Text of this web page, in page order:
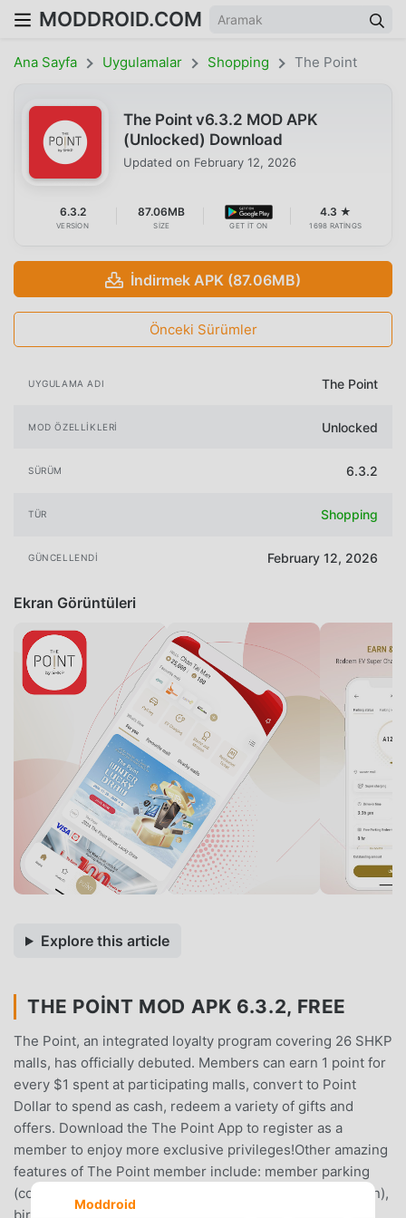
MODDROID.COM
Ana Sayfa Uygulamalar Shopping The Point
The Point v6.3.2 MOD APK
(Unlocked) Download
Updated on February 12, 2026
6.3.2
VERSION
87.06MB
SIZE GET IT ON
4.3 ★
1698 RATINGS
İndirmek APK (87.06MB)
Önceki Sürümler
UYGULAMA ADI The Point
MOD ÖZELLIKLERI Unlocked
SÜRÜM 6.3.2
TÜR Shopping
GÜNCELLENDI February 12, 2026
Ekran Görüntüleri
Explore this article
THE POINT MOD APK 6.3.2, FREE
The Point, an integrated loyalty program covering 26 SHKP
malls, has officially debuted. Members can earn 1 point for
every $1 spent at participating malls, convert to Point
Dollar to spend as cash, redeem a variety of gifts and
offers. Download the The Point App to register as a
member to enjoy more exclusive privileges!Other amazing
features of The Point member include: member parking
(contactless parking service and free parking redemption),
Moddroid